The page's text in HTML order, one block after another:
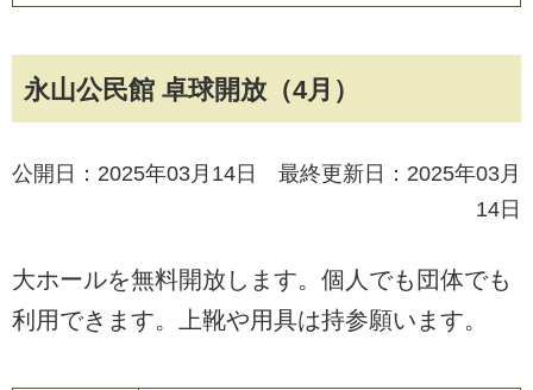
永山公民館 卓球開放（4月）
公開日：2025年03月14日 最終更新日：2025年03月
14日
大ホールを無料開放します。個人でも団体でも
利用できます。上靴や用具は持参願います。